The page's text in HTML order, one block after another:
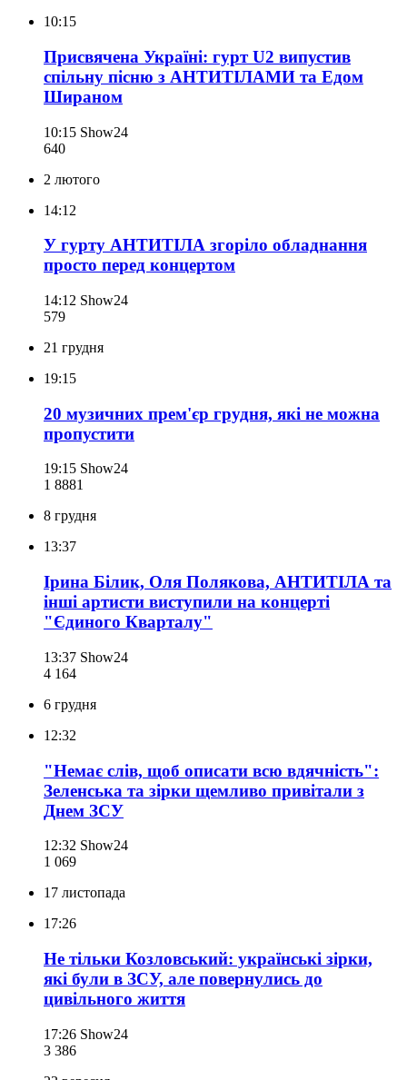
10:15
Присвячена Україні: гурт U2 випустив
спільну пісню з АНТИТІЛАМИ та Едом
Шираном
10:15 Show24
640
2 лютого
14:12
У гурту АНТИТІЛА згоріло обладнання
просто перед концертом
14:12 Show24
579
21 грудня
19:15
20 музичних прем'єр грудня, які не можна
пропустити
19:15 Show24
1 8881
8 грудня
13:37
Ірина Білик, Оля Полякова, АНТИТІЛА та
інші артисти виступили на концерті
"Єдиного Кварталу"
13:37 Show24
4 164
6 грудня
12:32
"Немає слів, щоб описати всю вдячність":
Зеленська та зірки щемливо привітали з
Днем ЗСУ
12:32 Show24
1 069
17 листопада
17:26
Не тільки Козловський: українські зірки,
які були в ЗСУ, але повернулись до
цивільного життя
17:26 Show24
3 386